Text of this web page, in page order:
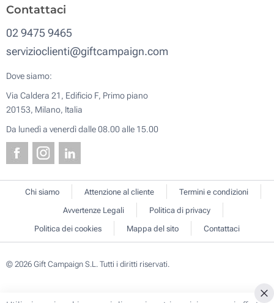
Contattaci
02 9475 9465
servizioclienti@giftcampaign.com
Dove siamo:
Via Caldera 21, Edificio F, Primo piano
20153, Milano, Italia
Da lunedì a venerdì dalle 08.00 alle 15.00
Chi siamo Attenzione al cliente
Termini e condizioni
Avvertenze Legali
Politica di privacy
Politica dei cookies
Mappa del sito Contattaci
© 2026 Gift Campaign S.L. Tutti i diritti riservati.